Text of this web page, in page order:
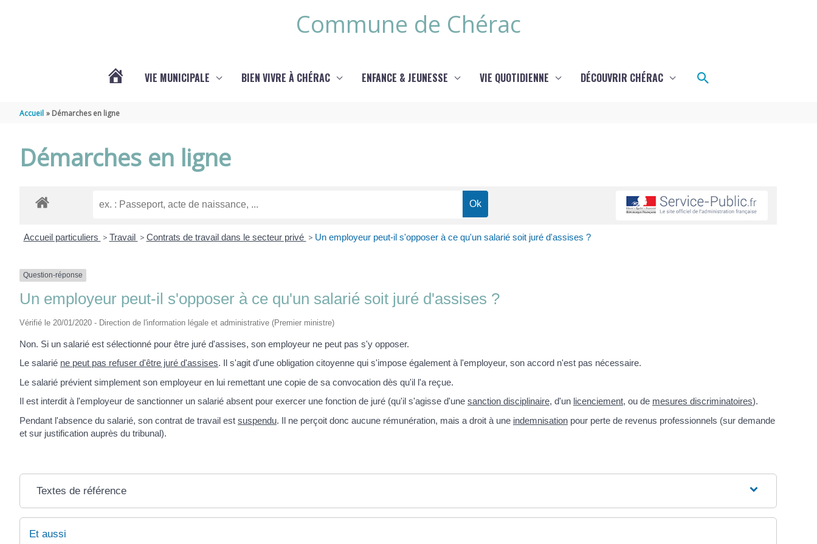
Commune de Chérac
VIE MUNICIPALE BIEN VIVRE À CHÉRAC ENFANCE & JEUNESSE VIE QUOTIDIENNE DÉCOUVRIR CHÉRAC Rechercher
Accueil Démarches en ligne
Démarches en ligne
Accueil particuliers > Travail > Contrats de travail dans le secteur privé > Un employeur peut-il s'opposer à ce qu'un salarié soit juré d'assises ?
Question-réponse
Un employeur peut-il s'opposer à ce qu'un salarié soit juré d'assises ?
Vérifié le 20/01/2020 - Direction de l'information légale et administrative (Premier ministre)
Non. Si un salarié est sélectionné pour être juré d'assises, son employeur ne peut pas s'y opposer.
Le salarié ne peut pas refuser d'être juré d'assises. Il s'agit d'une obligation citoyenne qui s'impose également à l'employeur, son accord n'est pas nécessaire.
Le salarié prévient simplement son employeur en lui remettant une copie de sa convocation dès qu'il l'a reçue.
Il est interdit à l'employeur de sanctionner un salarié absent pour exercer une fonction de juré (qu'il s'agisse d'une sanction disciplinaire, d'un licenciement, ou de mesures discriminatoires).
Pendant l'absence du salarié, son contrat de travail est suspendu. Il ne perçoit donc aucune rémunération, mais a droit à une indemnisation pour perte de revenus professionnels (sur demande
et sur justification auprès du tribunal).
Textes de référence
Et aussi